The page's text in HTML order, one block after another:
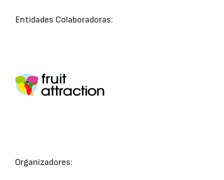
Entidades Colaboradoras:
Organizadores: